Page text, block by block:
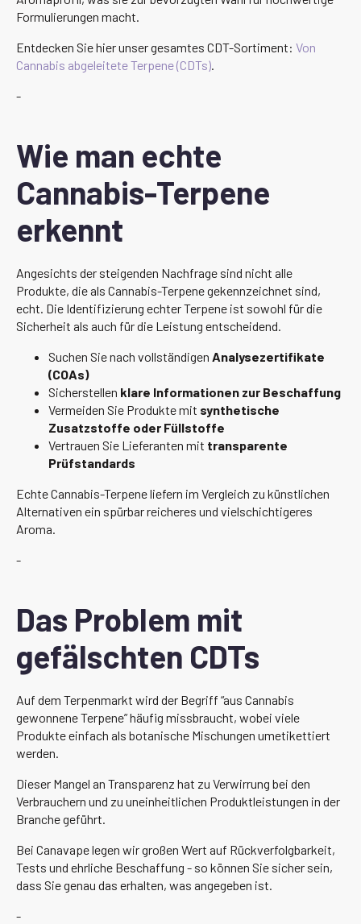
Formulierungen macht.
Entdecken Sie hier unser gesamtes CDT-Sortiment: Von
Cannabis abgeleitete Terpene (CDTs).
-
Wie man echte
Cannabis-Terpene
erkennt
Angesichts der steigenden Nachfrage sind nicht alle
Produkte, die als Cannabis-Terpene gekennzeichnet sind,
echt. Die Identifizierung echter Terpene ist sowohl für die
Sicherheit als auch für die Leistung entscheidend.
Suchen Sie nach vollständigen Analysezertifikate
(COAs)
Sicherstellen klare Informationen zur Beschaffung
Vermeiden Sie Produkte mit synthetische
Zusatzstoffe oder Füllstoffe
Vertrauen Sie Lieferanten mit transparente
Prüfstandards
Echte Cannabis-Terpene liefern im Vergleich zu künstlichen
Alternativen ein spürbar reicheres und vielschichtigeres
Aroma.
-
Das Problem mit
gefälschten CDTs
Auf dem Terpenmarkt wird der Begriff “aus Cannabis
gewonnene Terpene” häufig missbraucht, wobei viele
Produkte einfach als botanische Mischungen umetikettiert
werden.
Dieser Mangel an Transparenz hat zu Verwirrung bei den
Verbrauchern und zu uneinheitlichen Produktleistungen in der
Branche geführt.
Bei Canavape legen wir großen Wert auf Rückverfolgbarkeit,
Tests und ehrliche Beschaffung - so können Sie sicher sein,
dass Sie genau das erhalten, was angegeben ist.
-